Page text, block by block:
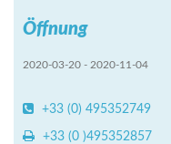
Öffnung
2020-03-20 - 2020-11-04
+33 (0) 495352749
+33 (0 )495352857